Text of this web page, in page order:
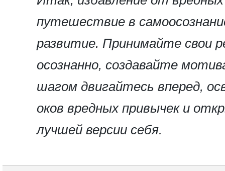
путешествие в
развитие. Принимайте свои
осознанно, создавайте
шагом двигайтесь вперед,
оков вредных привычек и
лучшей версии себя.